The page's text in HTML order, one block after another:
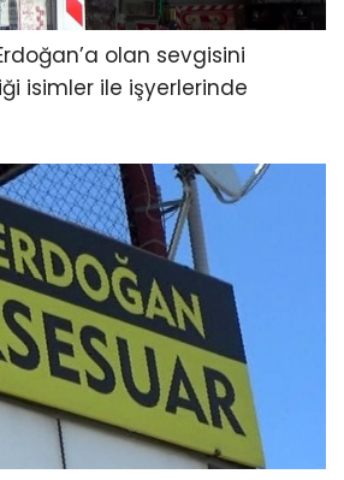
olan sevgisini
isimler ile işyerlerinde